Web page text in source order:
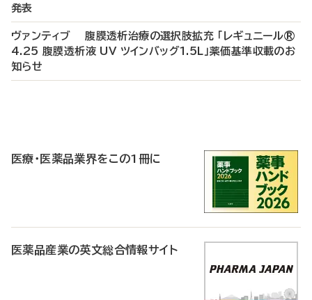
発表
ヴァンティブ 腹膜透析治療の選択肢拡充 「レギュニール®
4.25 腹膜透析液 UV ツインバッグ1.5L」薬価基準収載のお
知らせ
医療・医薬品業界をこの1冊に
医薬品産業の英文総合情報サイト